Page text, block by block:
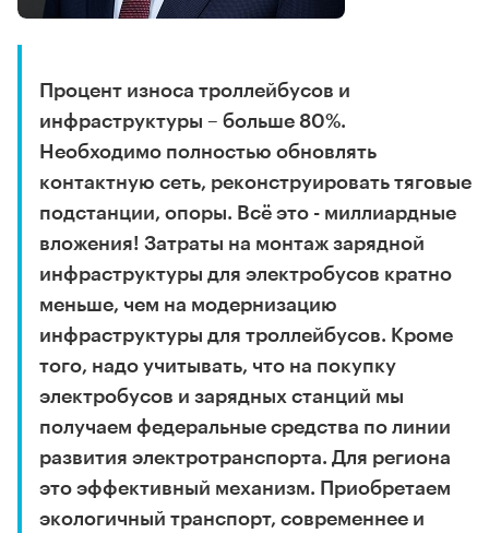
Процент износа троллейбусов и
инфраструктуры – больше 80%.
Необходимо полностью обновлять
контактную сеть, реконструировать тяговые
подстанции, опоры. Всё это - миллиардные
вложения! Затраты на монтаж зарядной
инфраструктуры для электробусов кратно
меньше, чем на модернизацию
инфраструктуры для троллейбусов. Кроме
того, надо учитывать, что на покупку
электробусов и зарядных станций мы
получаем федеральные средства по линии
развития электротранспорта. Для региона
это эффективный механизм. Приобретаем
экологичный транспорт, современнее и